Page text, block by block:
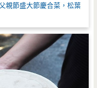
親節盛大節慶合菜，松葉